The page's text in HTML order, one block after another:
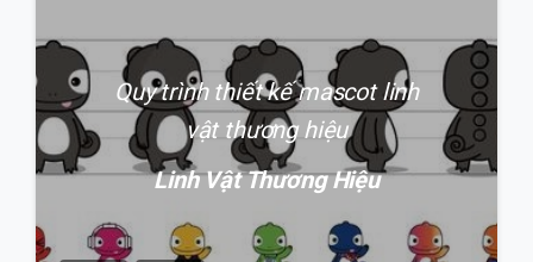
Quy trình thiết kế mascot linh
vật thương hiệu
Linh Vật Thương Hiệu